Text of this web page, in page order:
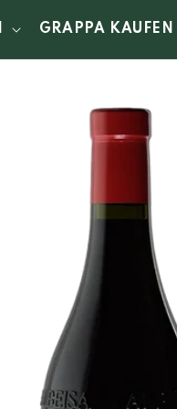
GRAPPA KAUFEN